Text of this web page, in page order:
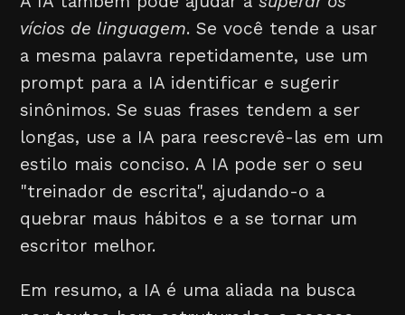
vícios de linguagem. Se você tende a usar
a mesma palavra repetidamente, use um
prompt para a IA identificar e sugerir
sinônimos. Se suas frases tendem a ser
longas, use a IA para reescrevê-las em um
estilo mais conciso. A IA pode ser o seu
"treinador de escrita", ajudando-o a
quebrar maus hábitos e a se tornar um
escritor melhor.
Em resumo, a IA é uma aliada na busca